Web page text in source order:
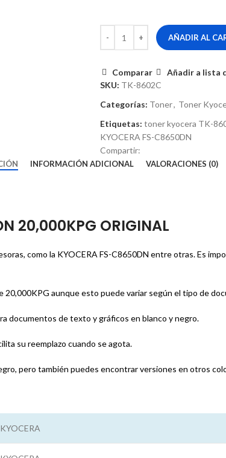
AÑADIR AL
Comparar
Añadir a lista
SKU: TK-8602C
Categorías: Toner, Toner
Etiquetas: toner kyocera TK-
KYOCERA FS-C8650DN
Compartir:
INFORMACIÓN ADICIONAL VALORACIONES (0)
20,000KPG ORIGINAL
como la KYOCERA FS-C8650DN entre otras. Es
aunque esto puede variar según el tipo de
documentos de texto y gráficos en blanco y negro.
su reemplazo cuando se agota.
pero también puedes encontrar versiones en otros
KYOCERA